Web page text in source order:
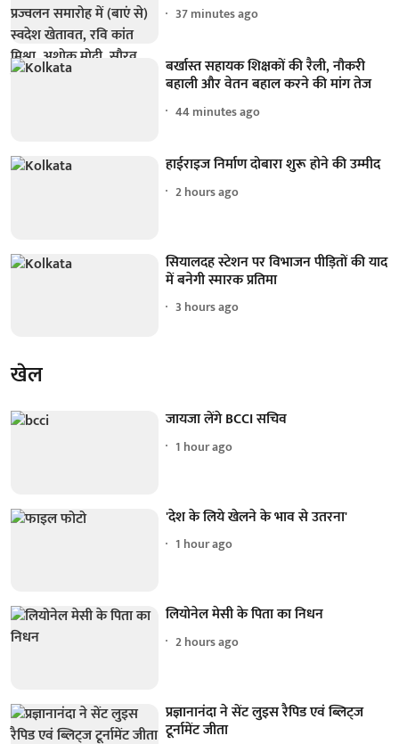
37 minutes ago
बर्खास्त सहायक शिक्षकों की रैली, नौकरी
बहाली और वेतन बहाल करने की मांग तेज
44 minutes ago
हाईराइज निर्माण दोबारा शुरू होने की उम्मीद
2 hours ago
सियालदह स्टेशन पर विभाजन पीड़ितों की याद
में बनेगी स्मारक प्रतिमा
3 hours ago
खेल
जायजा लेंगे BCCI सचिव
1 hour ago
'देश के लिये खेलने के भाव से उतरना'
1 hour ago
लियोनेल मेसी के पिता का निधन
2 hours ago
प्रज्ञानानंदा ने सेंट लुइस रैपिड एवं ब्लिट्ज
टूर्नामेंट जीता